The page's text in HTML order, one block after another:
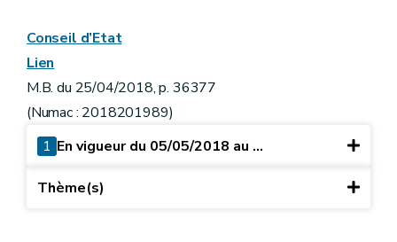
Conseil d’Etat
Lien
M.B. du 25/04/2018, p. 36377
(Numac : 2018201989)
1 En vigueur du 05/05/2018 au ...
Thème(s)